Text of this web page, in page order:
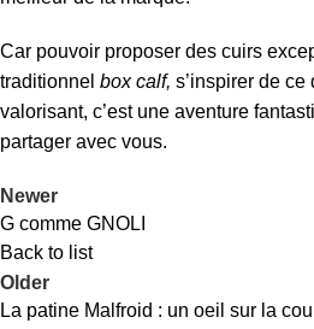
Car pouvoir proposer des cuirs
traditionnel box calf, s’inspirer de ce
valorisant, c’est une aventure
partager avec vous.
Newer
G comme GNOLI
Back to list
Older
La patine Malfroid : un oeil sur la